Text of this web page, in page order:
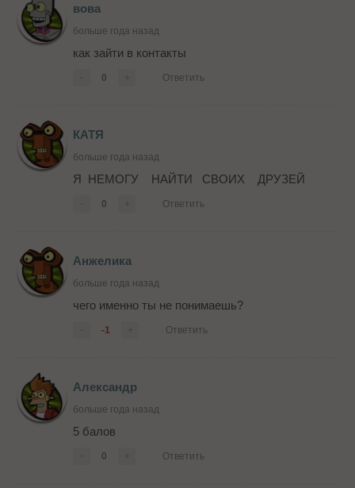
вова
больше года назад
как зайти в контакты
0 Ответить
КАТЯ
больше года назад
Я НЕМОГУ НАЙТИ СВОИХ ДРУЗЕЙ
0 Ответить
Анжелика
больше года назад
чего именно ты не понимаешь?
-1 Ответить
Александр
больше года назад
5 балов
0 Ответить